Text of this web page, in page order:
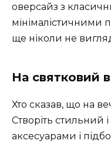
оверсайз з
ще ніколи не
На святковий
Хто сказав, що на
Створіть
аксесуарами і